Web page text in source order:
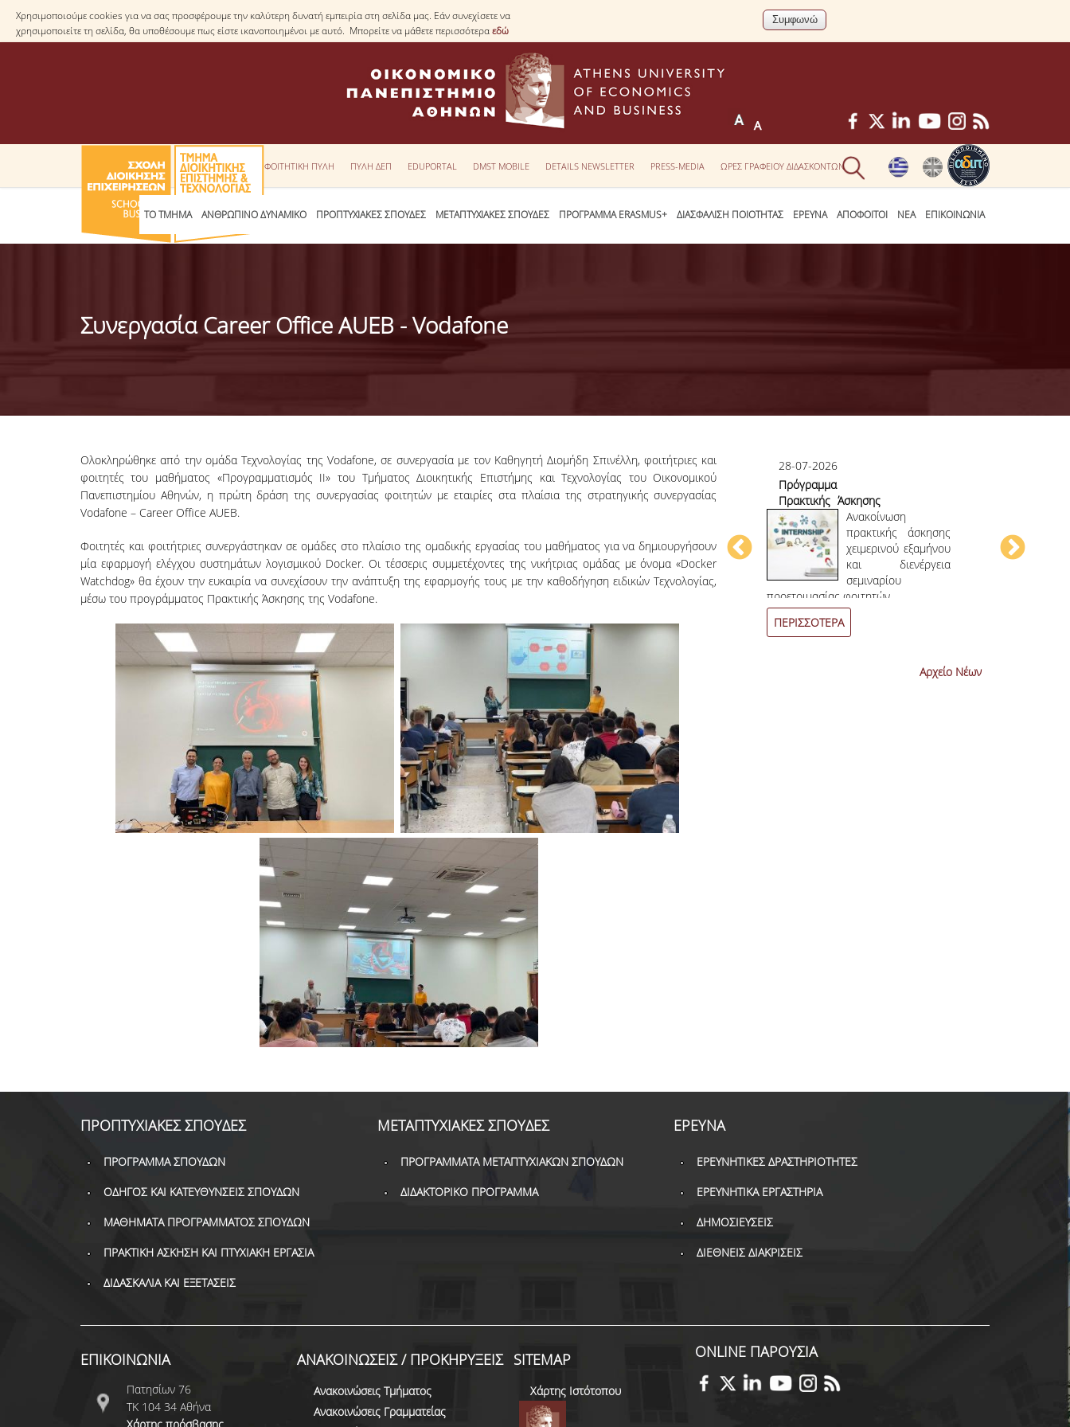
Χρησιμοποιούμε cookies για να σας προσφέρουμε την καλύτερη δυνατή εμπειρία στη σελίδα μας. Εάν συνεχίσετε να
χρησιμοποιείτε τη σελίδα, θα υποθέσουμε πως είστε ικανοποιημένοι με αυτό. Μπορείτε να μάθετε περισσότεραεδώ
ΦΟΙΤΗΤΙΚΗ ΠΥΛΗ ΠΥΛΗ ΔΕΠ EDUPORTAL DMST MOBILE DETAILS NEWSLETTER PRESS-MEDIA ΩΡΕΣ ΓΡΑΦΕΙΟΥ ΔΙΔΑΣΚΟΝΤΩΝ
ΤΟ ΤΜΗΜΑ ΑΝΘΡΩΠΙΝΟ ΔΥΝΑΜΙΚΟ ΠΡΟΠΤΥΧΙΑΚΕΣ ΣΠΟΥΔΕΣ ΜΕΤΑΠΤΥΧΙΑΚΕΣ ΣΠΟΥΔΕΣ ΠΡΟΓΡΑΜΜΑ ERASMUS+ ΔΙΑΣΦΑΛΙΣΗ ΠΟΙΟΤΗΤΑΣ ΕΡΕΥΝΑ ΑΠΟΦΟΙΤΟΙ ΝΕΑ ΕΠΙΚΟΙΝΩΝΙΑ
Συνεργασία Career Office AUEB - Vodafone
Ολοκληρώθηκε από την ομάδα Τεχνολογίας της Vodafone, σε συνεργασία με τον Καθηγητή Διομήδη Σπινέλλη, φοιτήτριες και
φοιτητές του μαθήματος «Προγραμματισμός ΙΙ» του Τμήματος Διοικητικής Επιστήμης και Τεχνολογίας του Οικονομικού
Πανεπιστημίου Αθηνών, η πρώτη δράση της συνεργασίας φοιτητών με εταιρίες στα πλαίσια της στρατηγικής συνεργασίας
Vodafone – Career Office AUEB.
Φοιτητές και φοιτήτριες συνεργάστηκαν σε ομάδες στο πλαίσιο της ομαδικής εργασίας του μαθήματος για να δημιουργήσουν
μία εφαρμογή ελέγχου συστημάτων λογισμικού Docker. Οι τέσσερις συμμετέχοντες της νικήτριας ομάδας με όνομα «Docker
Watchdog» θα έχουν την ευκαιρία να συνεχίσουν την ανάπτυξη της εφαρμογής τους με την καθοδήγηση ειδικών Τεχνολογίας,
μέσω του προγράμματος Πρακτικής Άσκησης της Vodafone.
18-06-2026
Προκήρυξη
Εκπόνησης
ΟΠΑ, αποφάσισε την
προκήρυξη νέων
θέσεων υποψηφίων
ΠΕΡΙΣΣΟΤΕΡΑ
28-07-2026
Πρόγραμμα
Πρακτικής Άσκησης
Χειμερινού
Εξαμήνου 2026-
2027
Ανακοίνωση
πρακτικής άσκησης
χειμερινού εξαμήνου
και διενέργεια
σεμιναρίου
προετοιμασίας φοιτητών.
ΠΕΡΙΣΣΟΤΕΡΑ
Αρχείο Νέων
ΠΡΟΠΤΥΧΙΑΚΕΣ ΣΠΟΥΔΕΣ
ΠΡΟΓΡΑΜΜΑ ΣΠΟΥΔΩΝ
ΟΔΗΓΟΣ ΚΑΙ ΚΑΤΕΥΘΥΝΣΕΙΣ ΣΠΟΥΔΩΝ
ΜΑΘΗΜΑΤΑ ΠΡΟΓΡΑΜΜΑΤΟΣ ΣΠΟΥΔΩΝ
ΠΡΑΚΤΙΚΗ ΑΣΚΗΣΗ ΚΑΙ ΠΤΥΧΙΑΚΗ ΕΡΓΑΣΙΑ
ΔΙΔΑΣΚΑΛΙΑ ΚΑΙ ΕΞΕΤΑΣΕΙΣ
ΜΕΤΑΠΤΥΧΙΑΚΕΣ ΣΠΟΥΔΕΣ
ΠΡΟΓΡΑΜΜΑΤΑ ΜΕΤΑΠΤΥΧΙΑΚΩΝ ΣΠΟΥΔΩΝ
ΔΙΔΑΚΤΟΡΙΚΟ ΠΡΟΓΡΑΜΜΑ
ΕΡΕΥΝΑ
ΕΡΕΥΝΗΤΙΚΕΣ ΔΡΑΣΤΗΡΙΟΤΗΤΕΣ
ΕΡΕΥΝΗΤΙΚΑ ΕΡΓΑΣΤΗΡΙΑ
ΔΗΜΟΣΙΕΥΣΕΙΣ
ΔΙΕΘΝΕΙΣ ΔΙΑΚΡΙΣΕΙΣ
ΕΠΙΚΟΙΝΩΝΙΑ
Πατησίων 76
ΤΚ 104 34 Αθήνα
ΑΝΑΚΟΙΝΩΣΕΙΣ / ΠΡΟΚΗΡΥΞΕΙΣ
Ανακοινώσεις Τμήματος
Ανακοινώσεις Γραμματείας
SITEMAP
Χάρτης Ιστότοπου
ONLINE ΠΑΡΟΥΣΙΑ